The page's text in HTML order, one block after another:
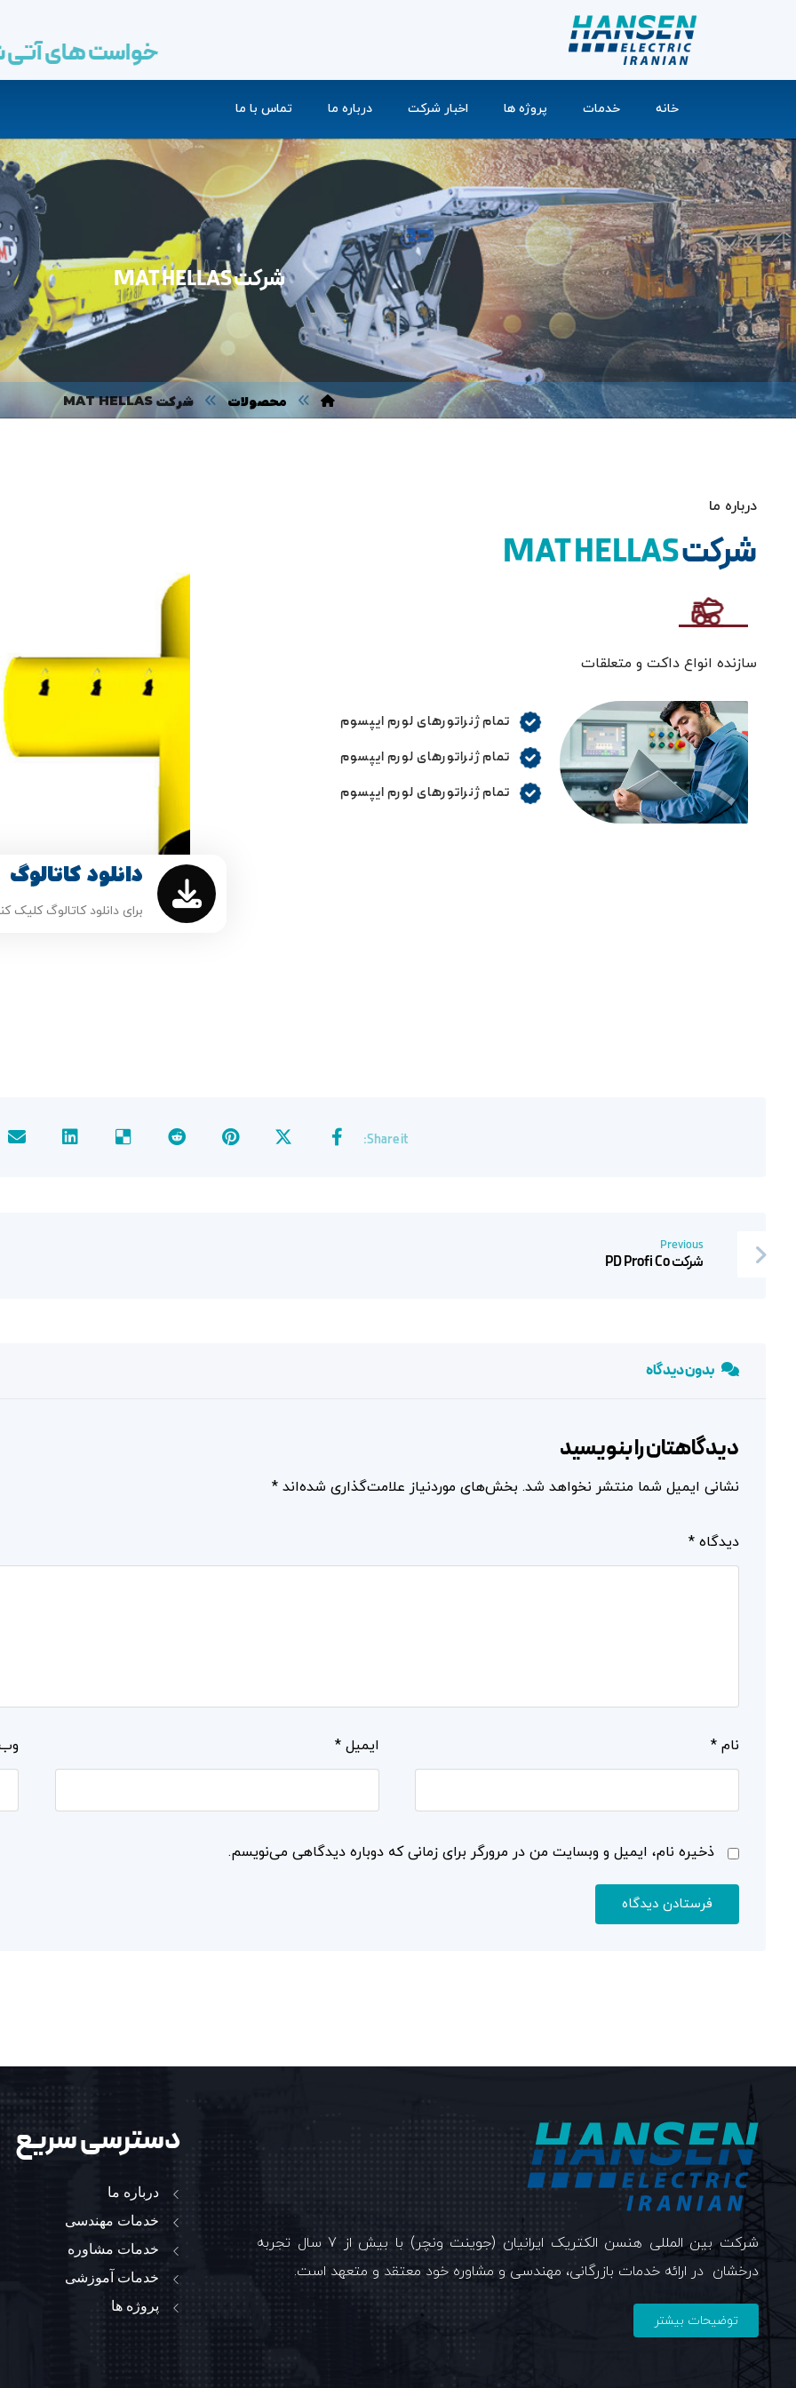
خانه خدمات پروژه ها اخبار شرکت درباره ما تماس با ما
شرکت MAT HELLAS
محصولات شرکت MAT HELLAS
درباره ما
شرکتMAT HELLAS
سازنده انواع داکت و متعلقات
تمام ژنراتورهای لورم ایپسوم
تمام ژنراتورهای لورم ایپسوم
تمام ژنراتورهای لورم ایپسوم
دانلود کاتالوگ
برای دانلود کاتالوگ کلیک
Previous
شرکت PD Profi Co
بدون دیدگاه
دیدگاهتان را بنویسید
نشانی ایمیل شما منتشر نخواهد شد. بخش‌های موردنیاز علامت‌گذاری شده‌اند *
دیدگاه *
نام * ایمیل*
ذخیره نام، ایمیل و وبسایت من در مرورگر برای زمانی که دوباره دیدگاهی می‌نویسم.
فرستادن دیدگاه
شرکت بین المللی هنسن الکتریک ایرانیان (جوینت ونچر) با بیش از 7 سال تجربه
درخشان در ارائه خدمات بازرگانی، مهندسی و مشاوره خود معتقد و متعهد است.
توضیحات بیشتر
دسترسی سریع
درباره ما
خدمات مهندسی
خدمات مشاوره
خدمات آموزشی
پروژه ها